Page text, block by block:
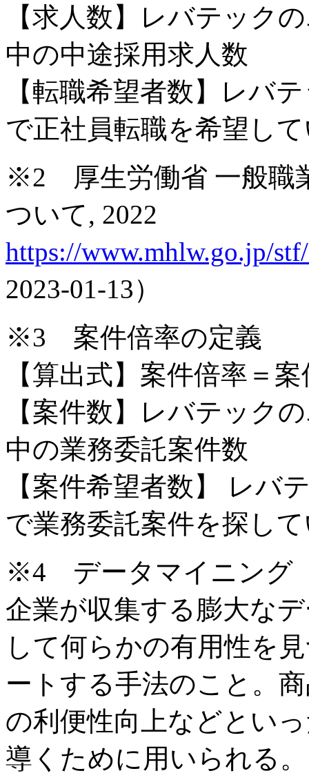
【求人数】レバテック
中の中途採用求人数
【転職希望者数】レバ
で正社員転職を希望し
※2 厚生労働省 一般職
ついて, 2022
https://www.mhlw.go.jp/
2023-01-13）
※3 案件倍率の定義
【算出式】案件倍率＝
【案件数】レバテック
中の業務委託案件数
【案件希望者数】 レバ
で業務委託案件を探し
※4 データマイニング
企業が収集する膨大な
して何らかの有用性を
ートする手法のこと。
の利便性向上などとい
導くために用いられる。